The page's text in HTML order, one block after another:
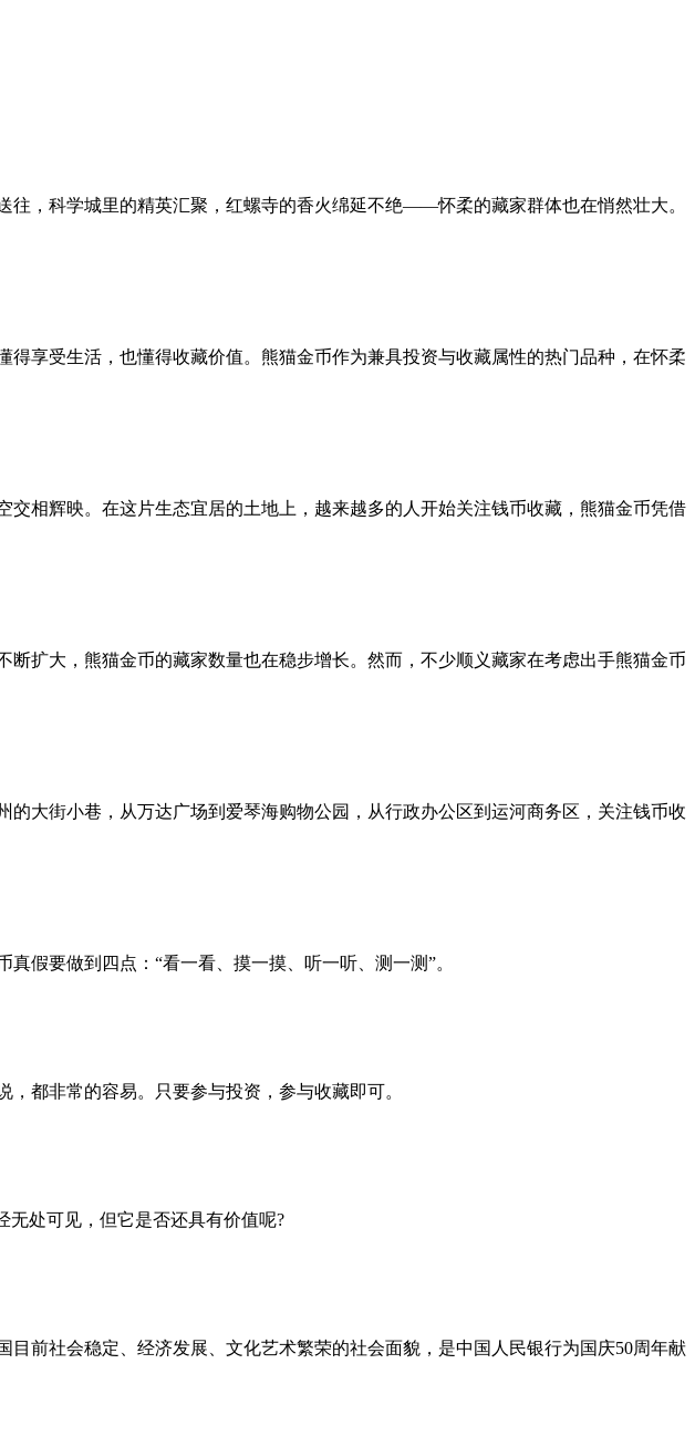
，科学城里的精英汇聚，红螺寺的香火绵延不绝——怀柔的藏家群体也在悄然壮大。
享受生活，也懂得收藏价值。熊猫金币作为兼具投资与收藏属性的热门品种，在怀柔
相辉映。在这片生态宜居的土地上，越来越多的人开始关注钱币收藏，熊猫金币凭借
扩大，熊猫金币的藏家数量也在稳步增长。然而，不少顺义藏家在考虑出手熊猫金币
大街小巷，从万达广场到爱琴海购物公园，从行政办公区到运河商务区，关注钱币收
要做到四点：“看一看、摸一摸、听一听、测一测”。
都非常的容易。只要参与投资，参与收藏即可。
处可见，但它是否还具有价值呢?
社会稳定、经济发展、文化艺术繁荣的社会面貌，是中国人民银行为国庆50周年献